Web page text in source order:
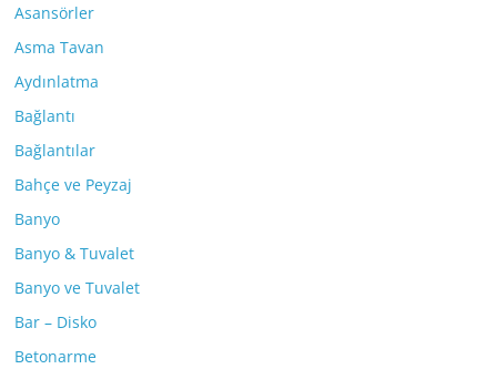
Asansörler
Asma Tavan
Aydınlatma
Bağlantı
Bağlantılar
Bahçe ve Peyzaj
Banyo
Banyo & Tuvalet
Banyo ve Tuvalet
Bar – Disko
Betonarme